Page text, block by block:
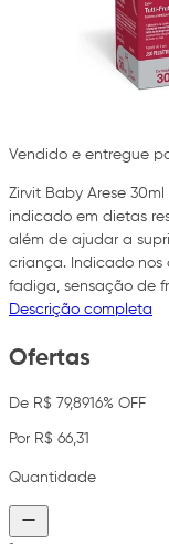
Vendido e entregue
Zirvit Baby Arese
indicado em dietas
além de ajudar a
criança. Indicado nos
fadiga, sensação de
Descrição completa
Ofertas
De R$ 79,8916% OFF
Por R$ 66,31
Quantidade